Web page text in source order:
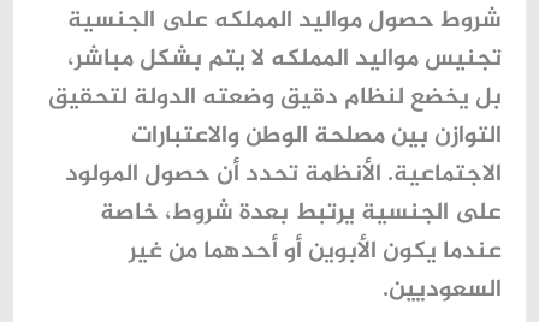
شروط حصول مواليد المملكه على الجنسية
تجنيسمواليد المملكه لا يتم بشكل مباشر،
بل يخضع لنظام دقيق وضعته الدولة لتحقيق
التوازن بين مصلحة الوطن والاعتبارات
الاجتماعية. الأنظمة تحدد أن حصول المولود
على الجنسية يرتبط بعدة شروط، خاصة
عندما يكون الأبوين أو أحدهما من غير
السعوديين.